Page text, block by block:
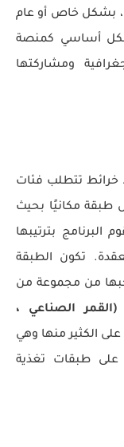
بشكل خاص أو عام
أساسي كمنصة
ومشاركتها
خرائط تتطلب فئات
مكانيًا بحيث
بترتيبها
تكون الطبقة
من مجموعة من
(القمر الصناعي ،
على الكثير منها وهي
على طبقات تغذية